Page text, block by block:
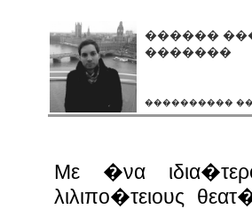
������
�������
����������
Με �να
λιλιπο�τειους